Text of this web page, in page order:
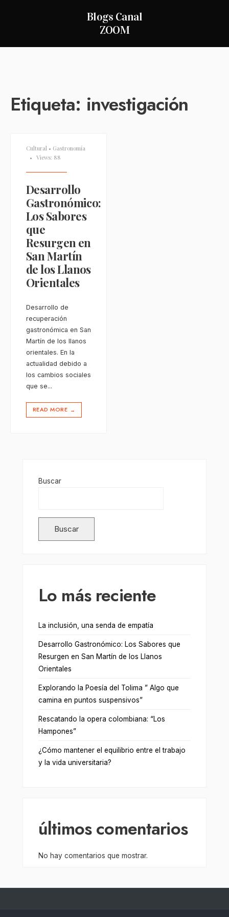
Blogs Canal
ZOOM
Etiqueta: investigación
Cultural • Gastronomía
• Views: 88
Desarrollo
Gastronómico:
Los Sabores
que
Resurgen en
San Martín
de los Llanos
Orientales
Desarrollo de
recuperación
gastronómica en San
Martín de los llanos
orientales. En la
actualidad debido a
los cambios sociales
que se...
READ MORE →
Buscar
Buscar
Lo más reciente
La inclusión, una senda de empatía
Desarrollo Gastronómico: Los Sabores que
Resurgen en San Martín de los Llanos
Orientales
Explorando la Poesía del Tolima ” Algo que
camina en puntos suspensivos”
Rescatando la opera colombiana: “Los
Hampones”
¿Cómo mantener el equilibrio entre el trabajo
y la vida universitaria?
últimos comentarios
No hay comentarios que mostrar.